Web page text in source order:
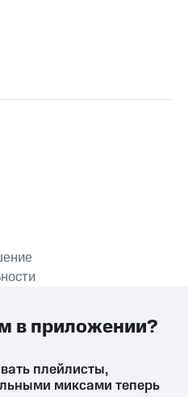
плейлисты,
миксами теперь